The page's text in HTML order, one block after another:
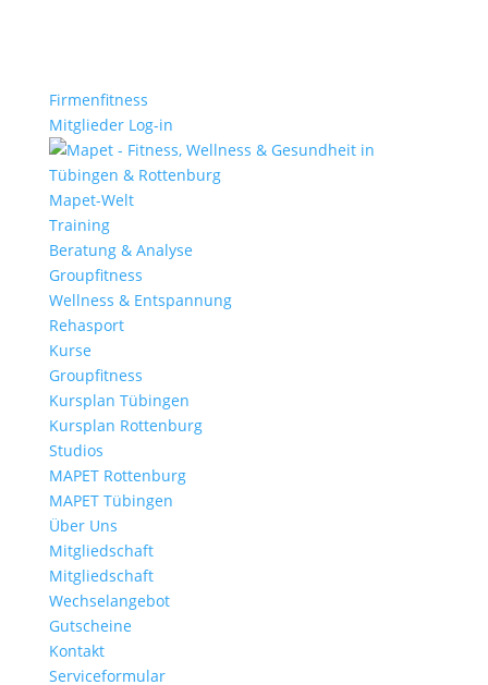
Firmenfitness
Mitglieder Log-in
Mapet-Welt
Training
Beratung & Analyse
Groupfitness
Wellness & Entspannung
Rehasport
Kurse
Groupfitness
Kursplan Tübingen
Kursplan Rottenburg
Studios
MAPET Rottenburg
MAPET Tübingen
Über Uns
Mitgliedschaft
Mitgliedschaft
Wechselangebot
Gutscheine
Kontakt
Serviceformular